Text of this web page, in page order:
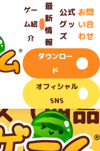
ゲー
ム紹
介
最
新
情
報
公式
グッ
ズ
お問
い合
わせ
ダウンロー
ド
オフィシャル
SNS
- お問い合わせ
-
（商品化）のお問い合わせ
様
（商品